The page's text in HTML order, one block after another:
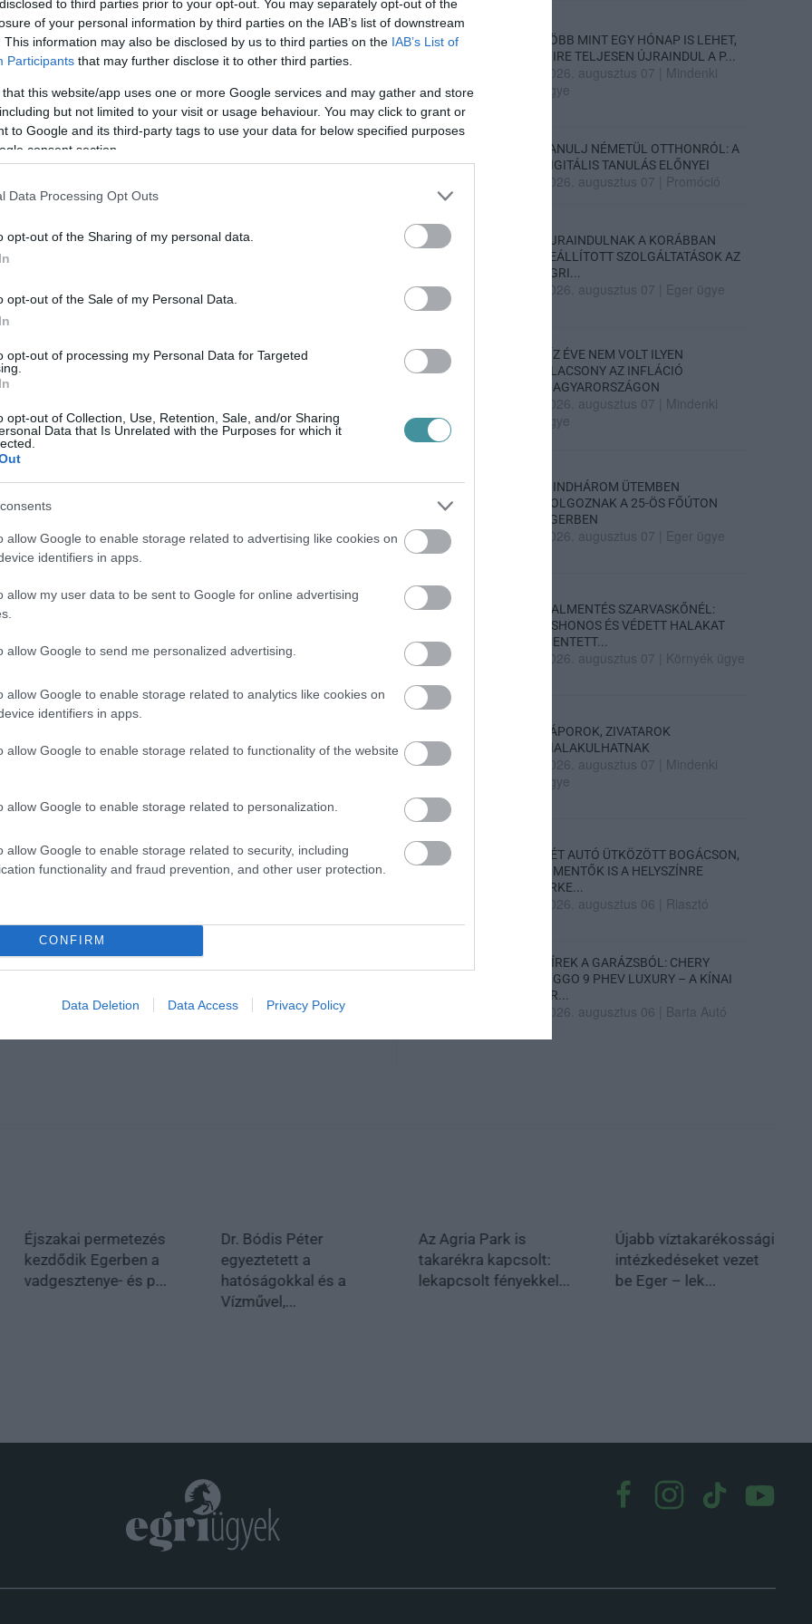
to third parties prior to your opt-out. You may separately opt-out of the
of your personal information by third parties on the IAB’s list of downstream
This information may also be disclosed by us to third parties on the IAB’s List of
Participants that may further disclose it to other third parties.
that this website/app uses one or more Google services and may gather and store
but not limited to your visit or usage behaviour. You may click to grant or
to Google and its third-party tags to use your data for below specified purposes
consent section.
Data Processing Opt Outs
opt-out of the Sharing of my personal data.
opt-out of the Sale of my Personal Data.
opt-out of processing my Personal Data for Targeted
opt-out of Collection, Use, Retention, Sale, and/or Sharing
Data that Is Unrelated with the Purposes for which it
allow Google to enable storage related to advertising like cookies on
identifiers in apps.
allow my user data to be sent to Google for online advertising
allow Google to send me personalized advertising.
allow Google to enable storage related to analytics like cookies on
identifiers in apps.
allow Google to enable storage related to functionality of the website
allow Google to enable storage related to personalization.
allow Google to enable storage related to security, including
functionality and fraud prevention, and other user protection.
CONFIRM
Data Deletion Data Access Privacy Policy
elkészült az érsekkerti újdonság.
csak néhány politikusra és a szokásos
a mozogni vágyó egriek.
bal oldalán található, "D" típusú
elemei tolódzkodásra, húzódzkodásra,
valamint lépcsőzésre,
gyakorlatokra és függeszkedésre is
kapott és akadálymentesített.
elnevezés? A betűjel utalás a
maximális, 150 négyszetméter
Az egri sportpark a Nemzeti Szabadidős
létre, amely 2016-ban indult útjára.
Minisztérium Sportért Felelős
óta újonnan megépült és átadott
futókörök jórésze ezen program
pontján is, a települések erre a kétféle
szintén az egri Érsekkertben
.
még nem ismert, de mivel a tábláján
birtokba vehetik a sportolni vágyó
az EGRI ÜGYEK Google Hírek oldalán!
TÖBB MINT EGY HÓNAP IS LEHET,
MIRE TELJESEN ÚJRAINDUL A P...
2026. augusztus 07
Mindenki
ügye
TANULJ NÉMETÜL OTTHONRÓL: A
DIGITÁLIS TANULÁS ELŐNYEI
2026. augusztus 07 Promóció
ÚJRAINDULNAK A KORÁBBAN
LEÁLLÍTOTT SZOLGÁLTATÁSOK AZ
EGRI...
2026. augusztus 07 Eger ügye
TÍZ ÉVE NEM VOLT ILYEN
ALACSONY AZ INFLÁCIÓ
MAGYARORSZÁGON
2026. augusztus 07
Mindenki
ügye
MINDHÁROM ÜTEMBEN
DOLGOZNAK A 25-ÖS FŐÚTON
EGERBEN
2026. augusztus 07 Eger ügye
HALMENTÉS SZARVASKŐNÉL:
ŐSHONOS ÉS VÉDETT HALAKAT
MENTETT...
2026. augusztus 07 Környék ügye
ZÁPOROK, ZIVATAROK
KIALAKULHATNAK
2026. augusztus 07
Mindenki
ügye
KÉT AUTÓ ÜTKÖZÖTT BOGÁCSON,
A MENTŐK IS A HELYSZÍNRE
ÉRKE...
2026. augusztus 06 Riasztó
HÍREK A GARÁZSBÓL: CHERY
TIGGO 9 PHEV LUXURY – A KÍNAI
PR...
2026. augusztus 06 Barta Autó
Éjszakai permetezés
kezdődik Egerben a
vadgesztenye- és p...
Dr. Bódis Péter
egyeztetett a
hatóságokkal és a
Vízművel,...
Az Agria Park is
takarékra kapcsolt:
lekapcsolt fényekkel...
Újabb víztakarékossági
intézkedéseket vezet
be Eger – lek...